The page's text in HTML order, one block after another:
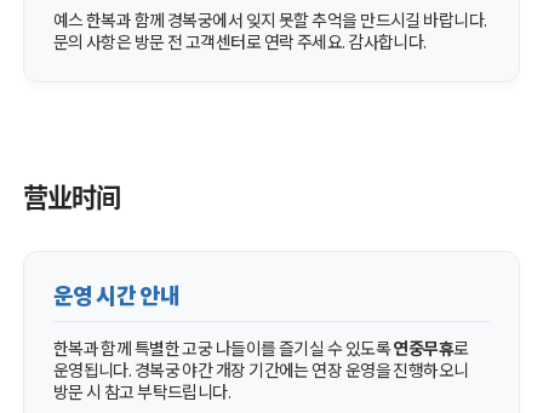
예스 한복과 함께 경복궁에서 잊지 못할 추억을 만드시길 바랍니다.
문의 사항은 방문 전 고객센터로 연락 주세요. 감사합니다.
营业时间
운영 시간 안내
한복과 함께 특별한 고궁 나들이를 즐기실 수 있도록연중무휴로
운영됩니다. 경복궁 야간 개장 기간에는 연장 운영을 진행하오니
방문 시 참고 부탁드립니다.